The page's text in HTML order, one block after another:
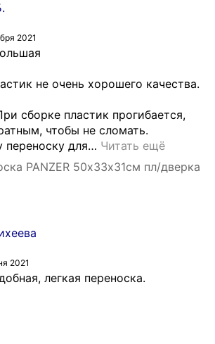
2021
не очень хорошего качества.
сборке пластик прогибается,
чтобы не сломать.
переноску для… Читать ещё
PANZER 50х33х31см пл/дверка
2021
легкая переноска.